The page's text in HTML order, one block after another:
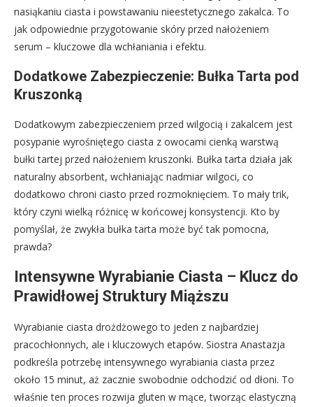
nasiąkaniu ciasta i powstawaniu nieestetycznego zakalca. To
jak odpowiednie przygotowanie skóry przed nałożeniem
serum – kluczowe dla wchłaniania i efektu.
Dodatkowe Zabezpieczenie: Bułka Tarta pod
Kruszonką
Dodatkowym zabezpieczeniem przed wilgocią i zakalcem jest
posypanie wyrośniętego ciasta z owocami cienką warstwą
bułki tartej przed nałożeniem kruszonki. Bułka tarta działa jak
naturalny absorbent, wchłaniając nadmiar wilgoci, co
dodatkowo chroni ciasto przed rozmoknięciem. To mały trik,
który czyni wielką różnicę w końcowej konsystencji. Kto by
pomyślał, że zwykła bułka tarta może być tak pomocna,
prawda?
Intensywne Wyrabianie Ciasta – Klucz do
Prawidłowej Struktury Miąższu
Wyrabianie ciasta drożdżowego to jeden z najbardziej
pracochłonnych, ale i kluczowych etapów. Siostra Anastazja
podkreśla potrzebę intensywnego wyrabiania ciasta przez
około 15 minut, aż zacznie swobodnie odchodzić od dłoni. To
właśnie ten proces rozwija gluten w mące, tworząc elastyczną